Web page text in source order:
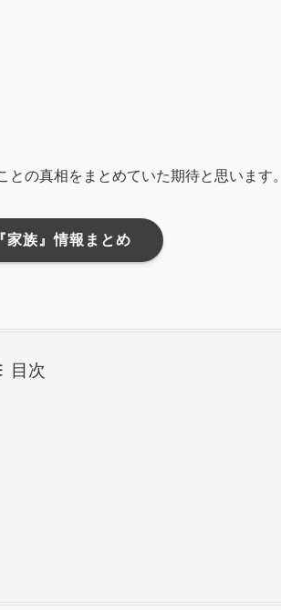
の真相をまとめていた期待と思います。
家族』情報まとめ
目次